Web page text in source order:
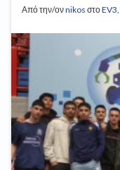
Από την/ονnikos στοEV3,